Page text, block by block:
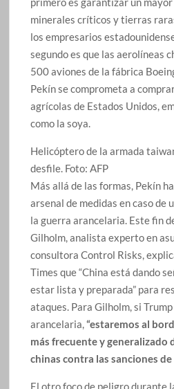
minerales críticos y tierras
los empresarios
segundo es que las aerolíneas
500 aviones de la fábrica
Pekín se comprometa a
agrícolas de Estados Unidos,
como la soya.
Helicóptero de la armada
desfile. Foto: AFP
Más allá de las formas, Pekín
arsenal de medidas en caso de
la guerra arancelaria. Este fin
Gilholm, analista experto en
consultora Control Risks,
Times que “China está dando
estar lista y preparada” para
ataques. Para Gilholm, si
arancelaria,“estaremos al
más frecuente y generalizado
chinas contra las sanciones de
El otro foco de peligro durante